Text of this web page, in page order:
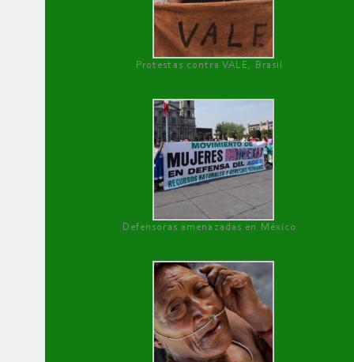
Protestas contra VALE, Brasil
Defensoras amenazadas en México